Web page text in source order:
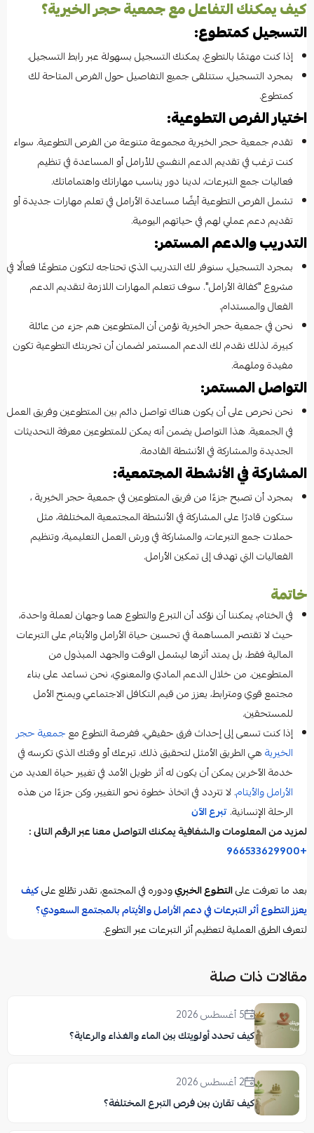
كيف يمكنك التفاعل مع جمعية حجر الخيرية؟
التسجيل كمتطوع:
إذا كنت مهتمًا بالتطوع، يمكنك التسجيل بسهولة عبر رابط التسجيل.
بمجرد التسجيل، ستتلقى جميع التفاصيل حول الفرص المتاحة لك
كمتطوع.
اختيار الفرص التطوعية:
تقدم جمعية حجر الخيرية مجموعة متنوعة من الفرص التطوعية. سواء
كنت ترغب في تقديم الدعم النفسي للأرامل أو المساعدة في تنظيم
فعاليات جمع التبرعات، لدينا دور يناسب مهاراتك واهتماماتك.
تشمل الفرص التطوعية أيضًا مساعدة الأرامل في تعلم مهارات جديدة أو
تقديم دعم عملي لهم في حياتهم اليومية.
التدريب والدعم المستمر:
بمجرد التسجيل، سنوفر لك التدريب الذي تحتاجه لتكون متطوعًا فعالًا في
مشروع "كفالة الأرامل". سوف تتعلم المهارات اللازمة لتقديم الدعم
الفعال والمستدام.
نحن في جمعية حجر الخيرية نؤمن أن المتطوعين هم جزء من عائلة
كبيرة، لذلك نقدم لك الدعم المستمر لضمان أن تجربتك التطوعية تكون
مفيدة وملهمة.
التواصل المستمر:
نحن نحرص على أن يكون هناك تواصل دائم بين المتطوعين وفريق العمل
في الجمعية. هذا التواصل يضمن أنه يمكن للمتطوعين معرفة التحديثات
الجديدة والمشاركة في الأنشطة القادمة.
المشاركة في الأنشطة المجتمعية:
بمجرد أن تصبح جزءًا من فريق المتطوعين في جمعية حجر الخيرية ،
ستكون قادرًا على المشاركة في الأنشطة المجتمعية المختلفة، مثل
حملات جمع التبرعات، والمشاركة في ورش العمل التعليمية، وتنظيم
الفعاليات التي تهدف إلى تمكين الأرامل.
خاتمة
في الختام، يمكننا أن نؤكد أن التبرع والتطوع هما وجهان لعملة واحدة،
حيث لا تقتصر المساهمة في تحسين حياة الأرامل والأيتام على التبرعات
المالية فقط، بل يمتد أثرها ليشمل الوقت والجهد المبذول من
المتطوعين. من خلال الدعم المادي والمعنوي، نحن نساعد على بناء
مجتمع قوي ومترابط، يعزز من قيم التكافل الاجتماعي ويمنح الأمل
للمستحقين.
إذا كنت تسعى إلى إحداث فرق حقيقي، ففرصة التطوع معجمعية حجر
الخيريةهي الطريق الأمثل لتحقيق ذلك. تبرعك أو وقتك الذي تكرسه في
خدمة الآخرين يمكن أن يكون له أثر طويل الأمد في تغيير حياة العديد من
الأرامل والأيتام. لا تتردد في اتخاذ خطوة نحو التغيير، وكن جزءًا من هذه
الرحلة الإنسانية. تبرع الآن
لمزيد من المعلومات والشفافية يمكنك التواصل معنا عبر الرقم التالى :
+966533629900
بعد ما تعرفت علىالتطوع الخيريودوره في المجتمع، تقدر تطّلع علىكيف
يعزز التطوع أثر التبرعات في دعم الأرامل والأيتام بالمجتمع السعودي؟
لتعرف الطرق العملية لتعظيم أثر التبرعات عبر التطوع.
مقالات ذات صلة
5 أغسطس 2026
كيف تحدد أولويتك بين الماء والغذاء والرعاية؟
2 أغسطس 2026
كيف تقارن بين فرص التبرع المختلفة؟